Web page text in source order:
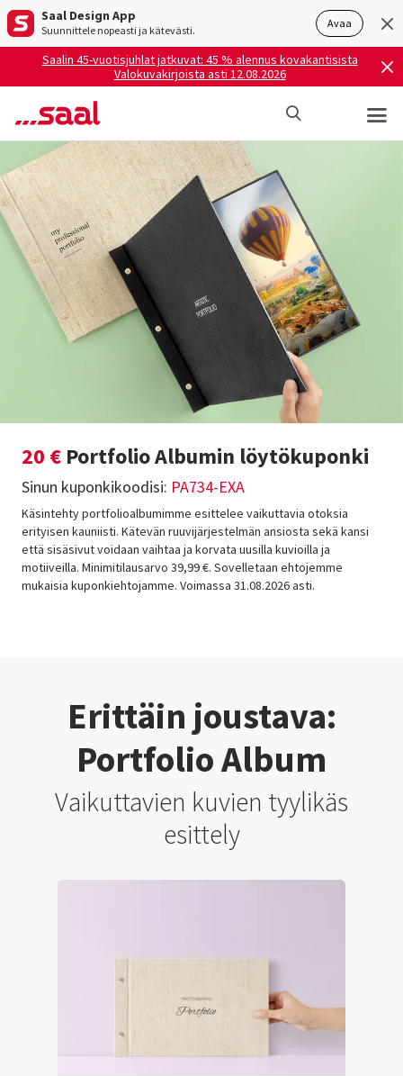
Saal Design App
Suunnittele nopeasti ja kätevästi. Avaa
Saalin 45-vuotisjuhlat jatkuvat: 45 % alennus kovakantisista
Valokuvakirjoista asti 12.08.2026
20 € Portfolio Albumin löytökuponki
Sinun kuponkikoodisi: PA734-EXA
Käsintehty portfolioalbumimme esittelee vaikuttavia otoksia
erityisen kauniisti. Kätevän ruuvijärjestelmän ansiosta sekä kansi
että sisäsivut voidaan vaihtaa ja korvata uusilla kuvioilla ja
motiiveilla. Minimitilausarvo 39,99 €. Sovelletaan ehtojemme
mukaisia kuponkiehtojamme. Voimassa 31.08.2026 asti.
Erittäin joustava:
Portfolio Album
Vaikuttavien kuvien tyylikäs
esittely